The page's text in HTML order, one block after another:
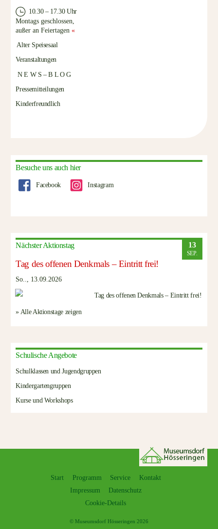
10.30 – 17.30 Uhr
Montags geschlossen,
außer an Feiertagen«
Alter Speisesaal
Veranstaltungen
N E W S – B L O G
Pressemitteilungen
Kinderfreundlich
Besuche uns auch hier
Facebook Instagram
Nächster Aktionstag 13
SEP.
Tag des offenen Denkmals – Eintritt frei!
So.., 13.09.2026
» Alle Aktionstage zeigen
Schulische Angebote
Schulklassen und Jugendgruppen
Kindergartengruppen
Kurse und Workshops
Start Programm Service
Kontakt
Impressum
Datenschutz
Cookie-Details
© Museumsdorf Hösseringen 2026